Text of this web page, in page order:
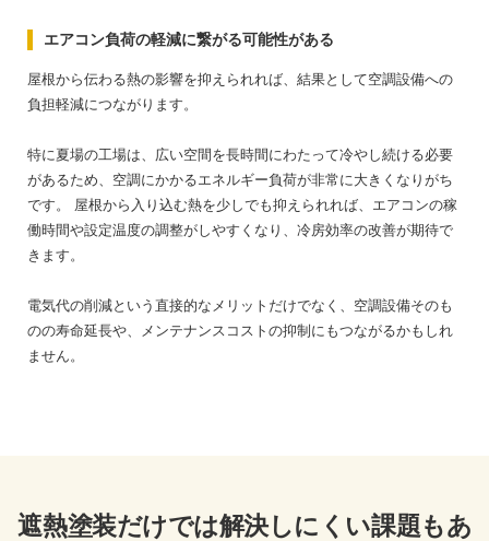
エアコン負荷の軽減に繋がる可能性がある
屋根から伝わる熱の影響を抑えられれば、結果として空調設備への
負担軽減につながります。
特に夏場の工場は、広い空間を長時間にわたって冷やし続ける必要
があるため、空調にかかるエネルギー負荷が非常に大きくなりがち
です。
屋根から入り込む熱を少しでも抑えられれば、エアコンの稼
働時間や設定温度の調整がしやすくなり、冷房効率の改善が期待で
きます。
電気代の削減という直接的なメリットだけでなく、空調設備そのも
のの寿命延長や、メンテナンスコストの抑制にもつながるかもしれ
ません。
遮熱塗装だけでは解決しにくい課題もあ